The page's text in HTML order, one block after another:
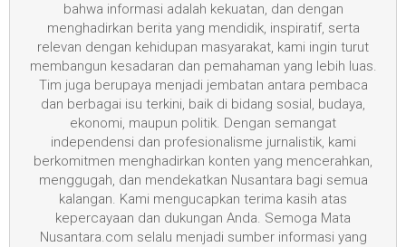
bahwa informasi adalah kekuatan, dan dengan
menghadirkan berita yang mendidik, inspiratif, serta
relevan dengan kehidupan masyarakat, kami ingin turut
membangun kesadaran dan pemahaman yang lebih luas.
Tim juga berupaya menjadi jembatan antara pembaca
dan berbagai isu terkini, baik di bidang sosial, budaya,
ekonomi, maupun politik. Dengan semangat
independensi dan profesionalisme jurnalistik, kami
berkomitmen menghadirkan konten yang mencerahkan,
menggugah, dan mendekatkan Nusantara bagi semua
kalangan. Kami mengucapkan terima kasih atas
kepercayaan dan dukungan Anda. Semoga Mata
Nusantara.com selalu menjadi sumber informasi yang